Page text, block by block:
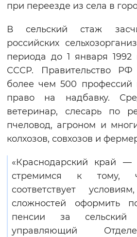
при переезде из села в
В сельский стаж
российских
периода до 1 января
СССР. Правительство
более чем 500
право на надбавку.
ветеринар, слесарь по
пчеловод, агроном и
колхозов, совхозов и
«Краснодарский край
стремимся к тому,
соответствует
сложностей оформить
пенсии за
управляющий